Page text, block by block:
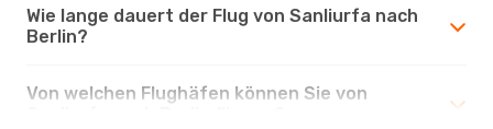
Wie lange dauert der Flug von Sanliurfa nach
Berlin?
Von welchen Flughäfen können Sie von